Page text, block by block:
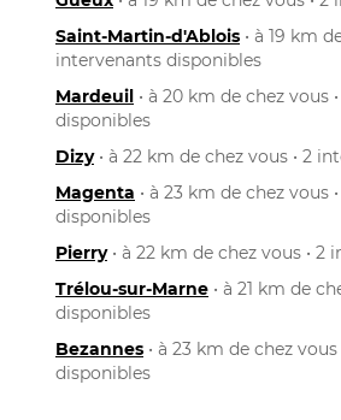
Saint-Martin-d'Ablois • à 19 km
intervenants disponibles
Mardeuil • à 20 km de chez vous
disponibles
Dizy• à 22 km de chez vous • 2
Magenta • à 23 km de chez vous
disponibles
Pierry• à 22 km de chez vous •
Trélou-sur-Marne • à 21 km de
disponibles
Bezannes • à 23 km de chez
disponibles